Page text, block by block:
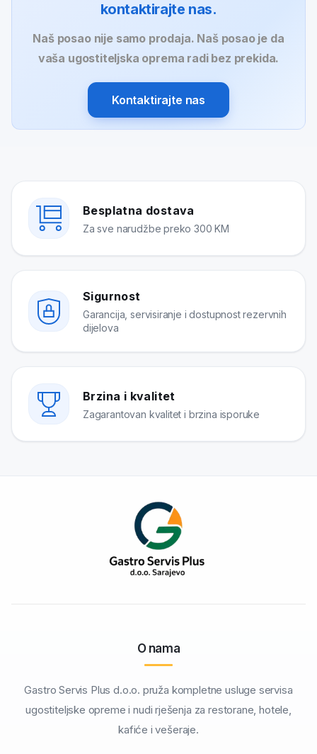
kontaktirajte nas.
Naš posao nije samo prodaja. Naš posao je da
vaša ugostiteljska oprema radi bez prekida.
Kontaktirajte nas
Besplatna dostava
Za sve narudžbe preko 300 KM
Sigurnost
Garancija, servisiranje i dostupnost rezervnih
dijelova
Brzina i kvalitet
Zagarantovan kvalitet i brzina isporuke
O nama
Gastro Servis Plus d.o.o. pruža kompletne usluge servisa
ugostiteljske opreme i nudi rješenja za restorane, hotele,
kafiće i vešeraje.